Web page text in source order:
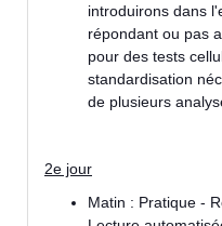
introduirons dans
répondant ou pas
pour des tests
standardisation
de plusieurs
2e jour
Matin : Pratique -